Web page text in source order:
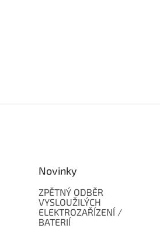
Novinky
ZPĚTNÝ ODBĚR
VYSLOUŽILÝCH
ELEKTROZAŘÍZENÍ /
BATERIÍ